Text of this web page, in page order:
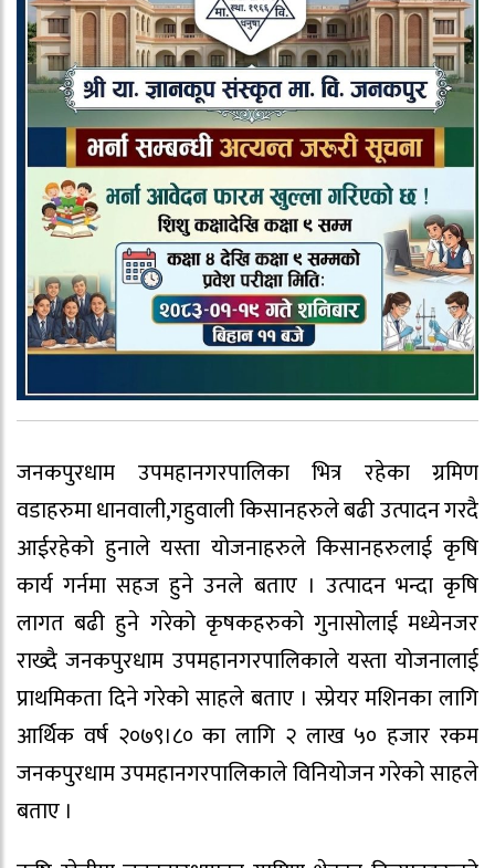
जनकपुरधाम उपमहानगरपालिका भित्र रहेका ग्रमिण
वडाहरुमा धानवाली,गहुवाली किसानहरुले बढी उत्पादन गरदै
आईरहेको हुनाले यस्ता योजनाहरुले किसानहरुलाई कृषि
कार्य गर्नमा सहज हुने उनले बताए । उत्पादन भन्दा कृषि
लागत बढी हुने गरेको कृषकहरुको गुनासोलाई मध्येनजर
राख्दै जनकपुरधाम उपमहानगरपालिकाले यस्ता योजनालाई
प्राथमिकता दिने गरेको साहले बताए । स्प्रेयर मशिनका लागि
आर्थिक वर्ष २०७९।८० का लागि २ लाख ५० हजार रकम
जनकपुरधाम उपमहानगरपालिकाले विनियोजन गरेको साहले
बताए ।